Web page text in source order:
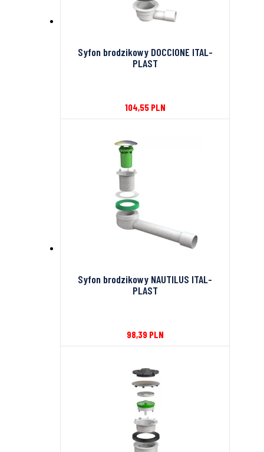
Syfon brodzikowy DOCCIONE ITAL-
PLAST
104,55 PLN
Syfon brodzikowy NAUTILUS ITAL-
PLAST
98,39 PLN